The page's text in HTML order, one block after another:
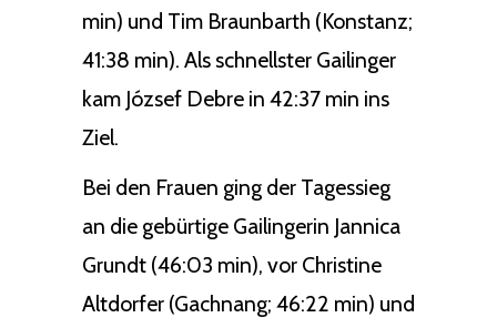
min) und Tim Braunbarth (Konstanz;
41:38 min). Als schnellster Gailinger
kam József Debre in 42:37 min ins
Ziel.
Bei den Frauen ging der Tagessieg
an die gebürtige Gailingerin Jannica
Grundt (46:03 min), vor Christine
Altdorfer (Gachnang; 46:22 min) und